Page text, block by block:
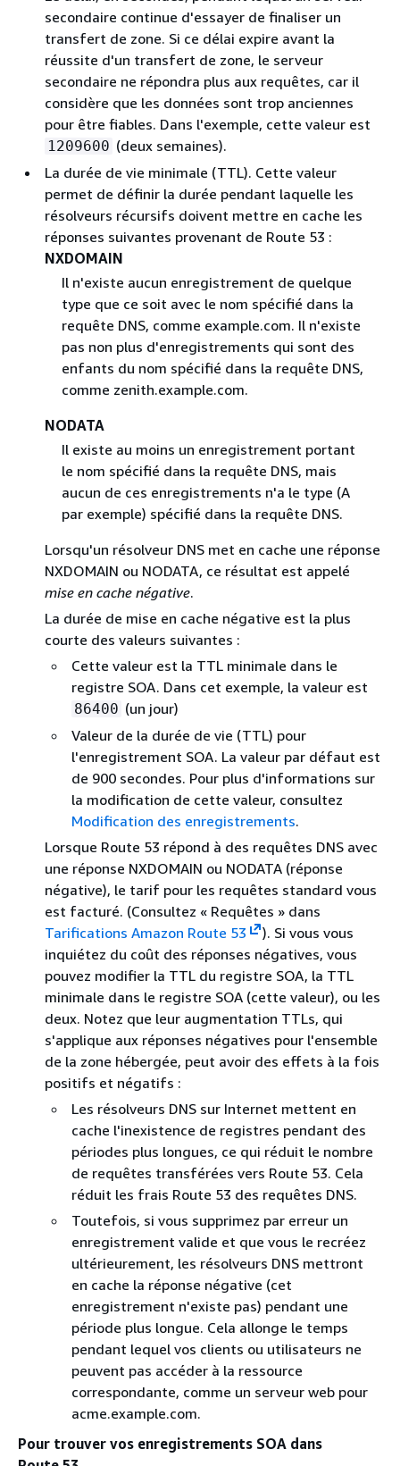
secondaire continue d'essayer de finaliser un
transfert de zone. Si ce délai expire avant la
réussite d'un transfert de zone, le serveur
secondaire ne répondra plus aux requêtes, car il
considère que les données sont trop anciennes
pour être fiables. Dans l'exemple, cette valeur est
1209600 (deux semaines).
La durée de vie minimale (TTL). Cette valeur
permet de définir la durée pendant laquelle les
résolveurs récursifs doivent mettre en cache les
réponses suivantes provenant de Route 53 :
NXDOMAIN
Il n'existe aucun enregistrement de quelque
type que ce soit avec le nom spécifié dans la
requête DNS, comme example.com. Il n'existe
pas non plus d'enregistrements qui sont des
enfants du nom spécifié dans la requête DNS,
comme zenith.example.com.
NODATA
Il existe au moins un enregistrement portant
le nom spécifié dans la requête DNS, mais
aucun de ces enregistrements n'a le type (A
par exemple) spécifié dans la requête DNS.
Lorsqu'un résolveur DNS met en cache une réponse
NXDOMAIN ou NODATA, ce résultat est appelé
mise en cache négative.
La durée de mise en cache négative est la plus
courte des valeurs suivantes :
Cette valeur est la TTL minimale dans le
registre SOA. Dans cet exemple, la valeur est
86400 (un jour)
Valeur de la durée de vie (TTL) pour
l'enregistrement SOA. La valeur par défaut est
de 900 secondes. Pour plus d'informations sur
la modification de cette valeur, consultez
Modification des enregistrements.
Lorsque Route 53 répond à des requêtes DNS avec
une réponse NXDOMAIN ou NODATA (réponse
négative), le tarif pour les requêtes standard vous
est facturé. (Consultez « Requêtes » dans
Tarifications Amazon Route 53
). Si vous vous
inquiétez du coût des réponses négatives, vous
pouvez modifier la TTL du registre SOA, la TTL
minimale dans le registre SOA (cette valeur), ou les
deux. Notez que leur augmentation TTLs, qui
s'applique aux réponses négatives pour l'ensemble
de la zone hébergée, peut avoir des effets à la fois
positifs et négatifs :
Les résolveurs DNS sur Internet mettent en
cache l'inexistence de registres pendant des
périodes plus longues, ce qui réduit le nombre
de requêtes transférées vers Route 53. Cela
réduit les frais Route 53 des requêtes DNS.
Toutefois, si vous supprimez par erreur un
enregistrement valide et que vous le recréez
ultérieurement, les résolveurs DNS mettront
en cache la réponse négative (cet
enregistrement n'existe pas) pendant une
période plus longue. Cela allonge le temps
pendant lequel vos clients ou utilisateurs ne
peuvent pas accéder à la ressource
correspondante, comme un serveur web pour
acme.example.com.
Pour trouver vos enregistrements SOA dans